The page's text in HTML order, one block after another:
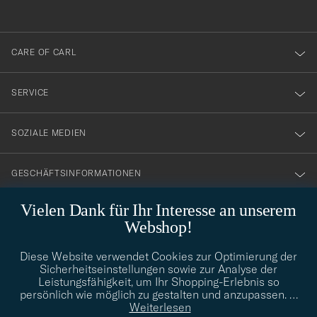
Vielen Dank für Ihr Interesse an unserem
Webshop!
Diese Website verwendet Cookies zur Optimierung der
Sicherheitseinstellungen sowie zur Analyse der
Leistungsfähigkeit, um Ihr Shopping-Erlebnis so
persönlich wie möglich zu gestalten und anzupassen. …
Weiterlesen
dig
till
vårt
nyhetsbrev!
CARE OF CARL
SERVICE
SOZIALE MEDIEN
GESCHÄFTSINFORMATIONEN
info@careofcarl.de
Benötigen Sie Hilfe bei der Suche nach Ihrem persönlichen Stil?
Wenden Sie sich an uns, wir helfen Ihnen gerne weiter!
STILBERATUNG